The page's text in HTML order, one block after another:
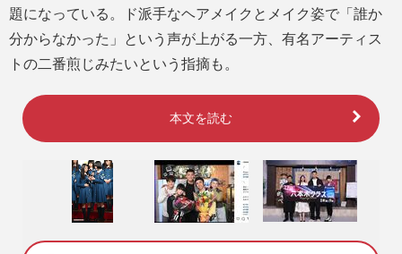
題になっている。ド派手なヘアメイクとメイク姿で「誰か
分からなかった」という声が上がる一方、有名アーティス
トの二番煎じみたいという指摘も。
本文を読む